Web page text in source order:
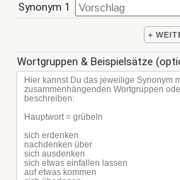
Synonym 1
+
Wortgruppen & Beispielsätze